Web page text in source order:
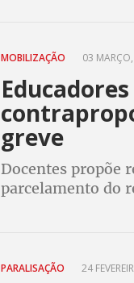
MOBILIZAÇÃO 03
greve
Docentes propõe
parcelamento do
PARALISAÇÃO 24